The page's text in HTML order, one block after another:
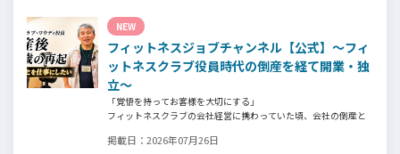
貴子さん。選ばれるインストラクターになるために若松さんが取
られた行動とは？
NEW
フィットネスジョブチャンネル【公式】～フィ
ットネスクラブ役員時代の倒産を経て開業・独
立～
「覚悟を持ってお客様を大切にする」
フィットネスクラブの会社経営に携わっていた頃、会社の倒産と
図ったパーソナルジム「ファントレイン」代表近藤健祐さんにイ
掲載日： 2026年07月26日